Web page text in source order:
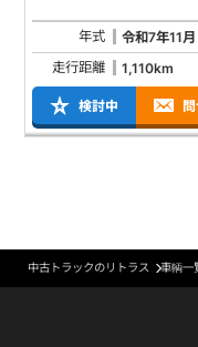
年式
令和7年11月
走行距離
1,110km
検討中
中古トラックのリトラス 車輌一